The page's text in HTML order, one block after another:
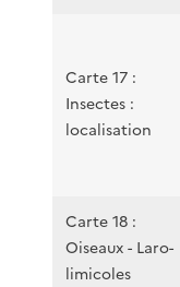
Carte 17 :
Insectes :
localisation
Carte 18 :
Oiseaux - Laro-
limicoles